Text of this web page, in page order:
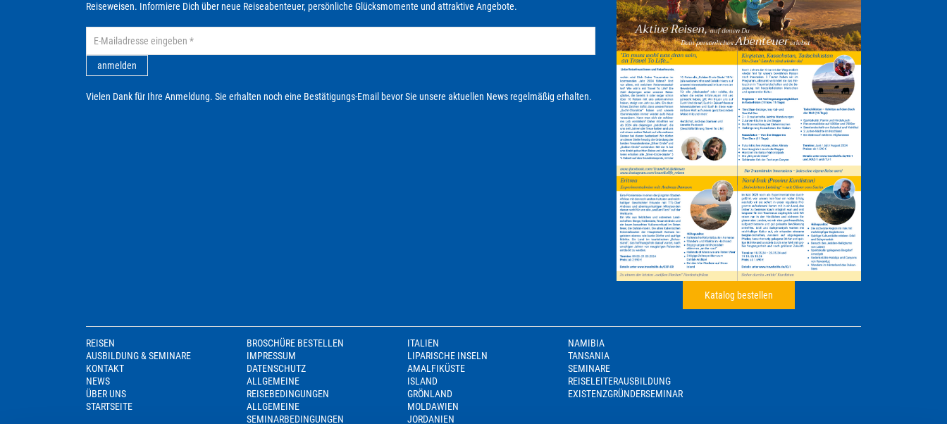
Reiseweisen. Informiere Dich über neue Reiseabenteuer, persönliche Glücksmomente und attraktive Angebote.
anmelden
Vielen Dank für Ihre Anmeldung. Sie erhalten noch eine Bestätigungs-Email bevor Sie unsere aktuellen News regelmäßig erhalten.
Katalog bestellen
REISEN
AUSBILDUNG & SEMINARE
KONTAKT
NEWS
ÜBER UNS
STARTSEITE
BROSCHÜRE BESTELLEN
IMPRESSUM
DATENSCHUTZ
ALLGEMEINE
REISEBEDINGUNGEN
ALLGEMEINE
SEMINARBEDINGUNGEN
ITALIEN
LIPARISCHE INSELN
AMALFIKÜSTE
ISLAND
GRÖNLAND
MOLDAWIEN
JORDANIEN
NAMIBIA
TANSANIA
SEMINARE
REISELEITERAUSBILDUNG
EXISTENZGRÜNDERSEMINAR